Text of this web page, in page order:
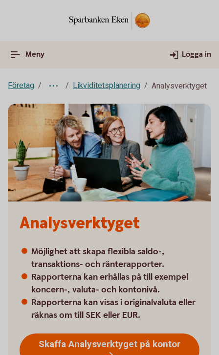
Meny Logga in
Företag Likviditetsplanering Analysverktyget
Analysverktyget
Möjlighet att skapa flexibla saldo-,
transaktions- och ränterapporter.
Rapporterna kan erhållas på till exempel
koncern-, valuta- och kontonivå.
Rapporterna kan visas i originalvaluta eller
räknas om till SEK eller EUR.
Skaffa Analysverktyget på kontor